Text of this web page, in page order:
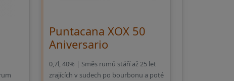
Puntacana XOX 50
Aniversario
0,7l, 40% | Směs rumů stáří až 25 let
zrajících v sudech po bourbonu a poté